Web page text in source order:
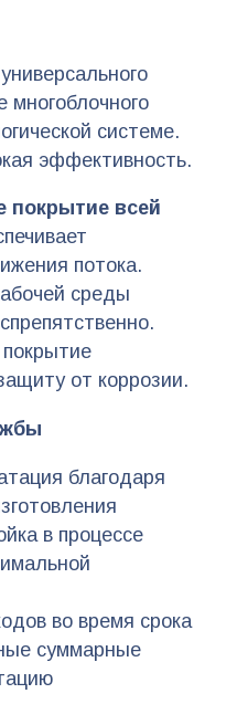
многоблочного
системе.
эффективность.
покрытие всей
потока.
среды
от коррозии.
благодаря
в процессе
во время срока
суммарные